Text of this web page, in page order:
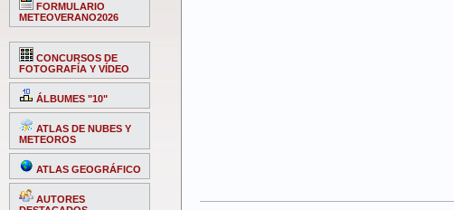
FORMULARIO
METEOVERANO2026
CONCURSOS DE
FOTOGRAFÍA Y VÍDEO
ÁLBUMES "10"
ATLAS DE NUBES Y
METEOROS
ATLAS GEOGRÁFICO
AUTORES